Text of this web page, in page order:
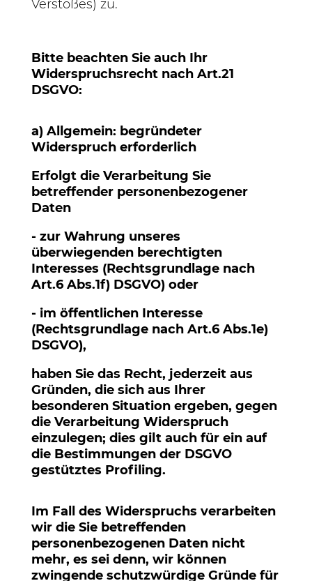
Verstoßes) zu.
Bitte beachten Sie auch Ihr
Widerspruchsrecht nach Art.21
DSGVO:
a) Allgemein: begründeter
Widerspruch erforderlich
Erfolgt die Verarbeitung Sie
betreffender personenbezogener
Daten
- zur Wahrung unseres
überwiegenden berechtigten
Interesses (Rechtsgrundlage nach
Art.6 Abs.1f) DSGVO) oder
- im öffentlichen Interesse
(Rechtsgrundlage nach Art.6 Abs.1e)
DSGVO),
haben Sie das Recht, jederzeit aus
Gründen, die sich aus Ihrer
besonderen Situation ergeben, gegen
die Verarbeitung Widerspruch
einzulegen; dies gilt auch für ein auf
die Bestimmungen der DSGVO
gestütztes Profiling.
Im Fall des Widerspruchs verarbeiten
wir die Sie betreffenden
personenbezogenen Daten nicht
mehr, es sei denn, wir können
zwingende schutzwürdige Gründe für